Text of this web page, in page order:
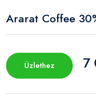
Ararat Coffee
Üzlethez 7